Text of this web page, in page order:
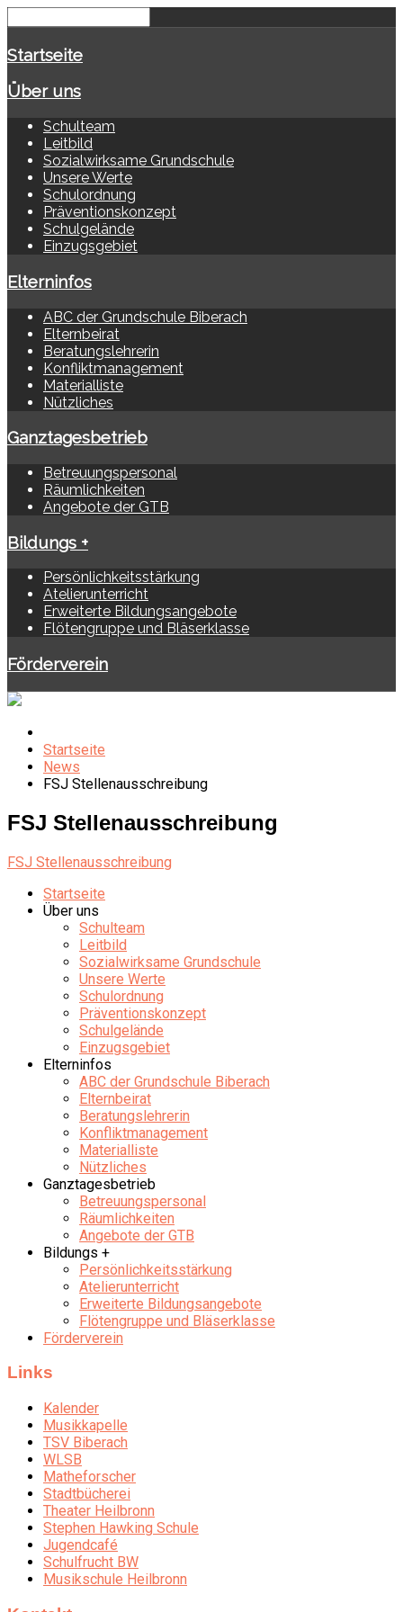
Startseite
Über uns
Schulteam
Leitbild
Sozialwirksame Grundschule
Unsere Werte
Schulordnung
Präventionskonzept
Schulgelände
Einzugsgebiet
Elterninfos
ABC der Grundschule Biberach
Elternbeirat
Beratungslehrerin
Konfliktmanagement
Materialliste
Nützliches
Ganztagesbetrieb
Betreuungspersonal
Räumlichkeiten
Angebote der GTB
Bildungs +
Persönlichkeitsstärkung
Atelierunterricht
Erweiterte Bildungsangebote
Flötengruppe und Bläserklasse
Förderverein
Startseite
News
FSJ Stellenausschreibung
FSJ Stellenausschreibung
FSJ Stellenausschreibung
Startseite
Über uns
Schulteam
Leitbild
Sozialwirksame Grundschule
Unsere Werte
Schulordnung
Präventionskonzept
Schulgelände
Einzugsgebiet
Elterninfos
ABC der Grundschule Biberach
Elternbeirat
Beratungslehrerin
Konfliktmanagement
Materialliste
Nützliches
Ganztagesbetrieb
Betreuungspersonal
Räumlichkeiten
Angebote der GTB
Bildungs +
Persönlichkeitsstärkung
Atelierunterricht
Erweiterte Bildungsangebote
Flötengruppe und Bläserklasse
Förderverein
Links
Kalender
Musikkapelle
TSV Biberach
WLSB
Matheforscher
Stadtbücherei
Theater Heilbronn
Stephen Hawking Schule
Jugendcafé
Schulfrucht BW
Musikschule Heilbronn